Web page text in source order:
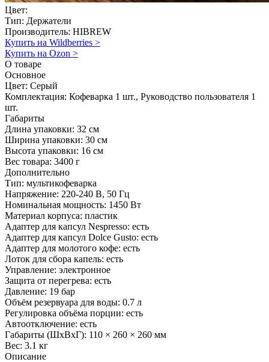
Цвет:
Тип: Держатели
Производитель: HIBREW
Купить на Wildberries >
Купить на Ozon >
О товаре
Основное
Цвет: Серый
Комплектация: Кофеварка 1 шт., Руководство пользователя 1
шт.
Габариты
Длина упаковки: 32 см
Ширина упаковки: 30 см
Высота упаковки: 16 см
Вес товара: 3400 г
Дополнительно
Тип: мультикофеварка
Напряжение: 220-240 В, 50 Гц
Номинальная мощность: 1450 Вт
Материал корпуса: пластик
Адаптер для капсул Nespresso: есть
Адаптер для капсул Dolce Gusto: есть
Адаптер для молотого кофе: есть
Лоток для сбора капель: есть
Управление: электронное
Защита от перегрева: есть
Давление: 19 бар
Объём резервуара для воды: 0.7 л
Регулировка объёма порции: есть
Автоотключение: есть
Габариты (ШxВхГ): 110 × 260 × 260 мм
Вес: 3.1 кг
Описание